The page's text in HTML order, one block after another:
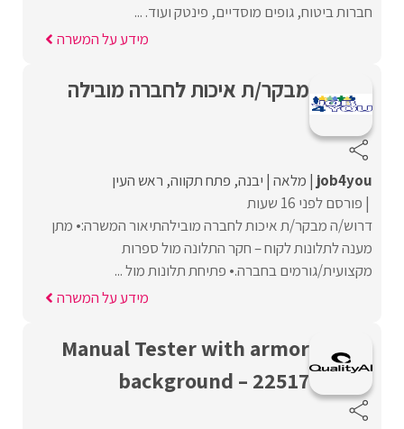
חברות ביטוח, גופים מוסדיים, פינטק ועוד. ...
מידע על המשרה
מבקר/ת איכות לחברה מובילה
job4you מלאה יבנה פתח תקווה ראש העין
פורסם לפני 16 שעות
דרוש/ה מבקר/ת איכות לחברה מובילהתיאור המשרה:• מתן
מענה לתלונות לקוח – חקר התלונה מול ספרות
מקצועית/גורמים בחברה.• פתיחת תלונות מול ...
מידע על המשרה
Manual Tester with armor
background – 22517